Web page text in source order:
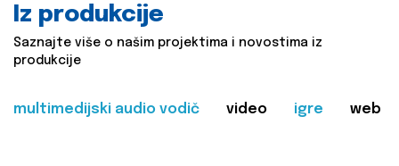
Iz produkcije
Saznajte više o našim projektima i novostima iz
produkcije
multimedijski audio vodič video igre web